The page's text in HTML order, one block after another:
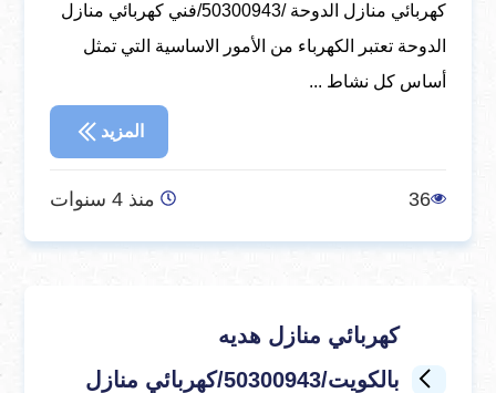
كهربائي منازل الدوحة /50300943/فني كهربائي منازل
الدوحة تعتبر الكهرباء من الأمور الاساسية التي تمثل
أساس كل نشاط ...
المزيد
36 منذ 4 سنوات
كهربائي منازل هديه
بالكويت/50300943/كهربائي منازل